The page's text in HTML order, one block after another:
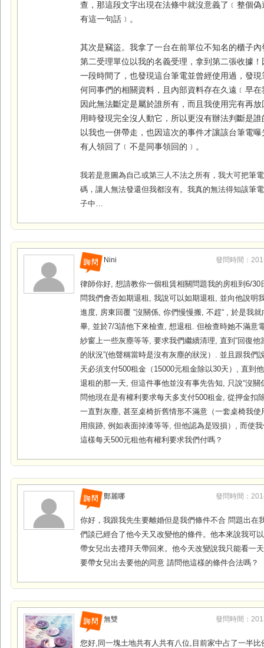
查，那這段文字出現在法條中就沒意義了﹝整個
有這一句話﹞。
其次是竊盜。我拿了一台在前單位不知名的櫃子
第二受理單位以我的名義受理，拿到第二張收據
一段時間了，也發現這台筆電並曾經使用過，發
何同事們的相關資料，且內部資料存在久遠﹝早
因此無法斷定是屬於誰所有，而且我使用完有再
用時發現完全沒人動它，所以更沒有辦法判斷是
以我也一併帶走，也因這次的事件才讓該台筆電
有人領回了﹝不是同事領回的﹞。
我若是意圖為自己或第三人不法之所有，我大可把筆
碼，讓人無法發還但我都沒有。我真的無法得知該筆
子中…
Nini 發問時間：
律師你好, 想請教你一個租賃相關問題我的房租到6/30
問我們會否如期退租, 我說可以如期退租, 並向他說明
進度, 房東回覆 “沒關係, 你們慢慢搬, 不趕“ , 於是我
畢, 並於7/3請他下來檢查, 想退租. 但檢查時她不滿意
紗窗上一些灰塵等等, 要求我們繼續清理, 直到“回復他
的狀況”(他聲稱當時是沒有灰塵的狀況）. 並且跟我們
天必須支付500租金（15000元租金除以30天）, 直到
退租的那一天, 但這件事他並沒有事先告知, 只說“沒關
問他現在是有權利要求每天多支付500租金, 從押金扣
一直對灰塵, 甚至桌椅折舊情形不滿意（一套桌椅我
用痕跡, 例如表面掉漆等等, 但他認為是毀損）, 而使
這樣每天500元租他有權利要求我們付嗎？
鄭麗哪 發問時間：
你好，我跟我先生要離婚但是我們條件不合 問題出在
們談已經合了他今天又改變他的條件。他本來說我可
帶女兒出去禮拜天帶回來。他今天改變說我只能看一
要帶女兒出去要他的同意 請問他這樣的條件合法嗎？
無雙 發問時間：
您好,同一塊土地共有人共有八位,目前家中占了一半比